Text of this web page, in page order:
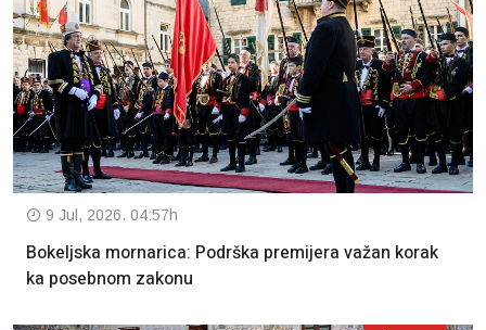
9 Jul, 2026. 04:57h
Bokeljska mornarica: Podrška premijera važan korak
ka posebnom zakonu